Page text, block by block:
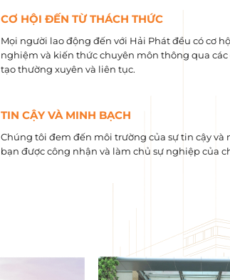
CƠ HỘI ĐẾN TỪ THÁCH THỨC
Mọi người lao động đến với Hải Phát đều có cơ
nghiệm và kiến ​​thức chuyên môn thông qua
tạo thường xuyên và liên tục.
TIN CẬY VÀ MINH BẠCH
Chúng tôi đem đến môi trường của sự tin cậy và
bạn được công nhận và làm chủ sự nghiệp của